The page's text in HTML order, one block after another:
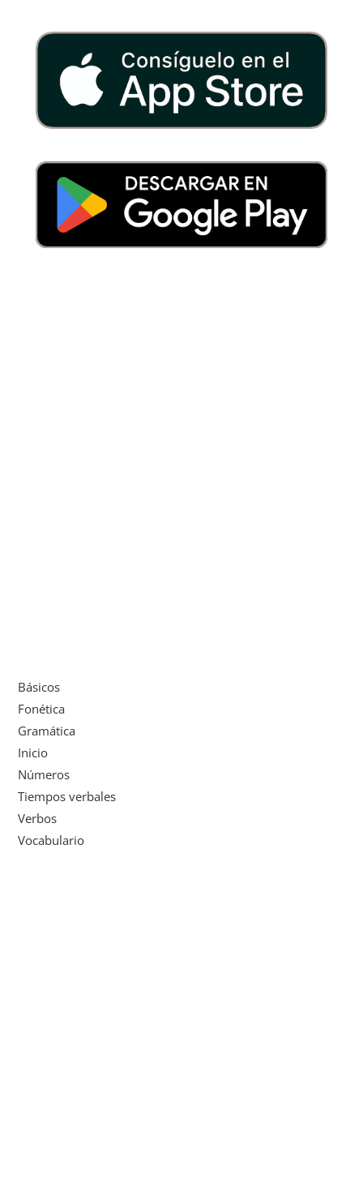
Básicos
Fonética
Gramática
Inicio
Números
Tiempos verbales
Verbos
Vocabulario